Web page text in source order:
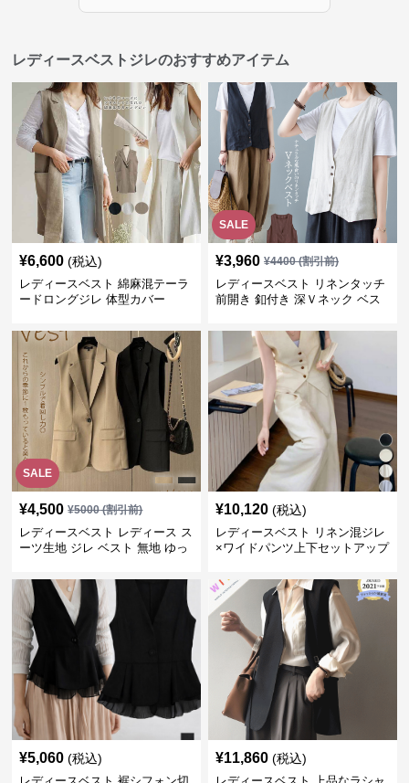
レディースベストジレのおすすめアイテム
¥6,600 (税込)
レディースベスト 綿麻混テーラ
ードロングジレ 体型カバー
SALE
¥3,960 ¥4400(割引前)
レディースベスト リネンタッチ
前開き 釦付き 深Ｖネック ベス
SALE
¥4,500 ¥5000(割引前)
レディースベスト レディース ス
ーツ生地 ジレ ベスト 無地 ゆっ
¥10,120 (税込)
レディースベスト リネン混ジレ
×ワイドパンツ上下セットアップ
¥5,060 (税込) ¥11,860 (税込)